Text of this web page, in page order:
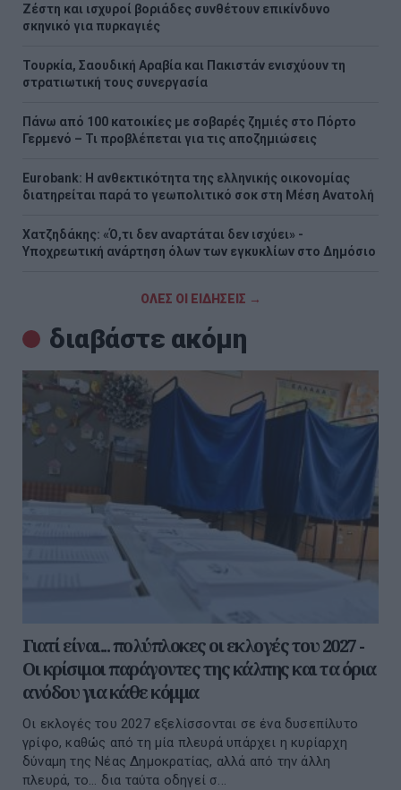
Ζέστη και ισχυροί βοριάδες συνθέτουν επικίνδυνο
σκηνικό για πυρκαγιές
Τουρκία, Σαουδική Αραβία και Πακιστάν ενισχύουν τη
στρατιωτική τους συνεργασία
Πάνω από 100 κατοικίες με σοβαρές ζημιές στο Πόρτο
Γερμενό – Τι προβλέπεται για τις αποζημιώσεις
Eurobank: Η ανθεκτικότητα της ελληνικής οικονομίας
διατηρείται παρά το γεωπολιτικό σοκ στη Μέση Ανατολή
Χατζηδάκης: «Ό,τι δεν αναρτάται δεν ισχύει» -
Υποχρεωτική ανάρτηση όλων των εγκυκλίων στο Δημόσιο
ΟΛΕΣ ΟΙ ΕΙΔΗΣΕΙΣ →
διαβάστε ακόμη
Γιατί είναι... πολύπλοκες οι εκλογές του 2027 -
Οι κρίσιμοι παράγοντες της κάλπης και τα όρια
ανόδου για κάθε κόμμα
Οι εκλογές του 2027 εξελίσσονται σε ένα δυσεπίλυτο
γρίφο, καθώς από τη μία πλευρά υπάρχει η κυρίαρχη
δύναμη της Νέας Δημοκρατίας, αλλά από την άλλη
πλευρά, το... δια ταύτα οδηγεί σ...